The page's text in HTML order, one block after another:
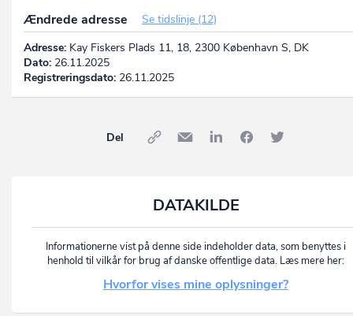
Ændrede adresse
Se tidslinje (12)
Adresse: Kay Fiskers Plads 11, 18, 2300 København S, DK
Dato: 26.11.2025
Registreringsdato: 26.11.2025
Del
DATAKILDE
Informationerne vist på denne side indeholder data, som benyttes i
henhold til vilkår for brug af danske offentlige data. Læs mere her:
Hvorfor vises mine oplysninger?